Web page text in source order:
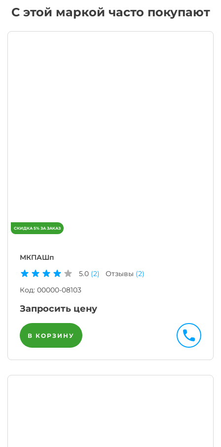
С этой маркой часто покупают
МКПАШп
5.0 (2) Отзывы (2)
Код: 00000-08103
Запросить цену
В КОРЗИНУ